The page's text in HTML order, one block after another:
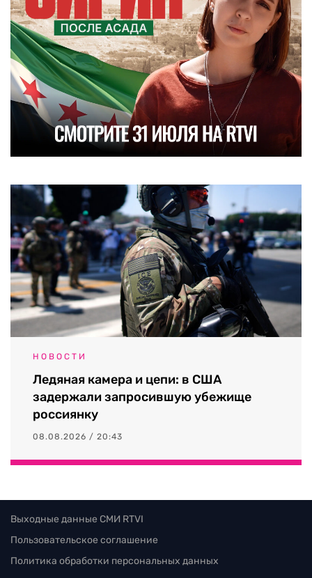
НОВОСТИ
Ледяная камера и цепи: в США
задержали запросившую убежище
россиянку
08.08.2026 / 20:43
Выходные данные СМИ RTVI
Пользовательское соглашение
Политика обработки персональных данных